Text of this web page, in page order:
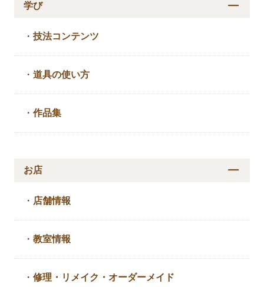
学び
・技法コンテンツ
・道具の使い方
・作品集
お店
・ 店舗情報
・教室情報
・修理・リメイク・ オーダーメイド